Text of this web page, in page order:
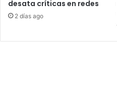
desata críticas en redes
2 días ago